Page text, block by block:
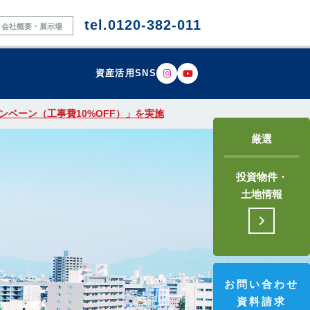
会社概要・展示場 tel.0120-382-011
資産活用SNS
ペーン（工事費10%OFF）」を実施
厳選
投資物件・
土地情報
お問い合わせ
資料請求